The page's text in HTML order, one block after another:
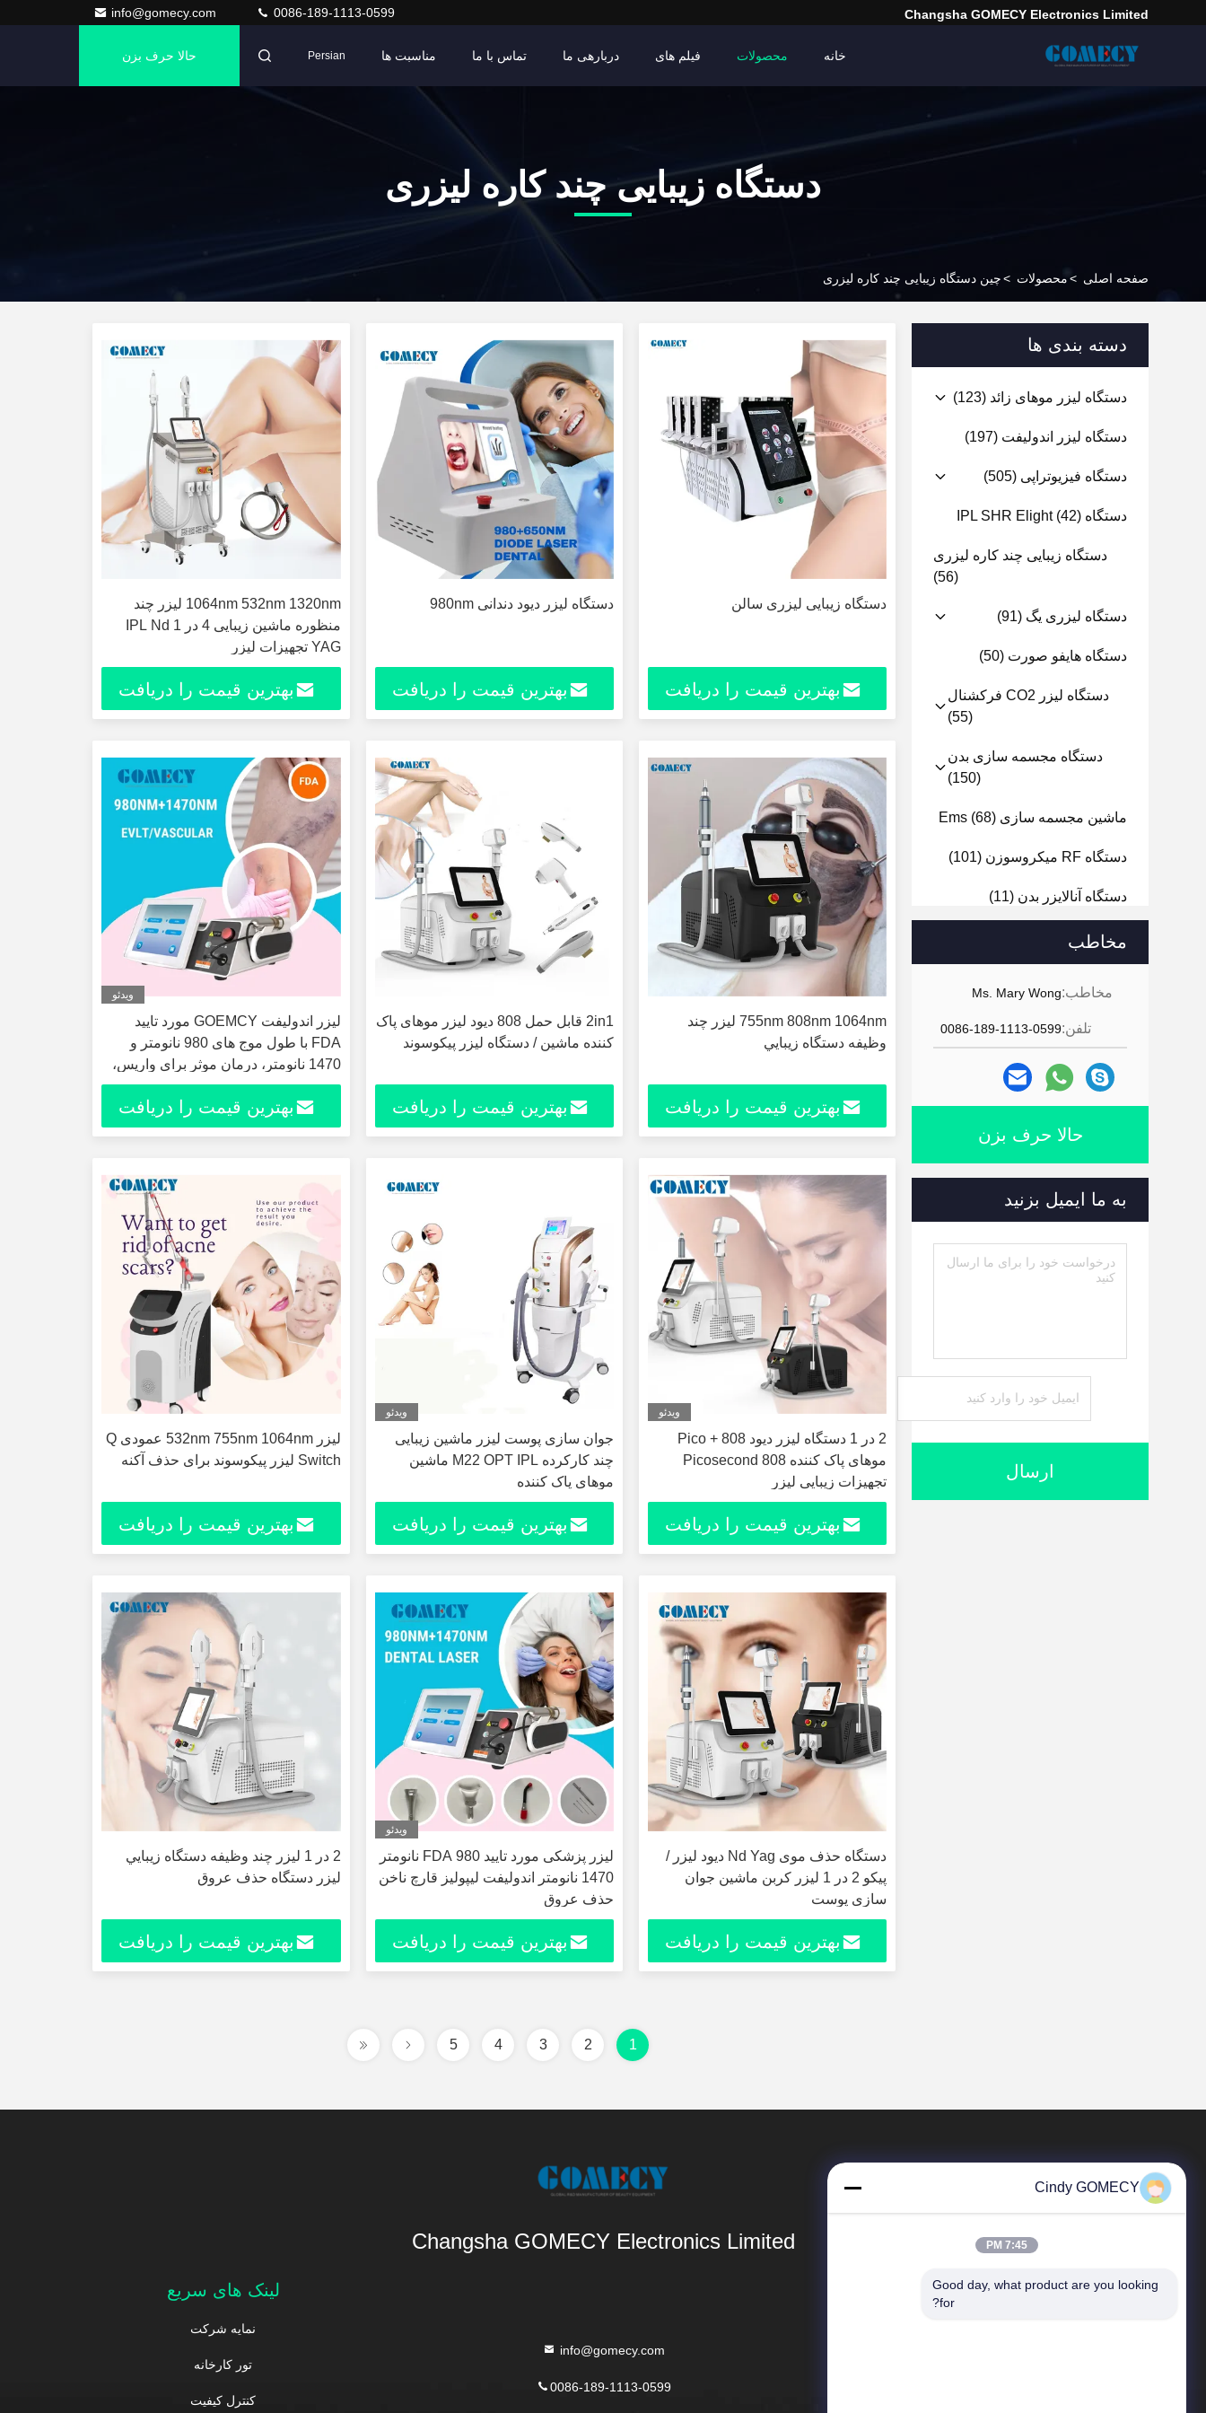
Changsha GOMECY Electronics Limited
info@gomecy.com 0086-189-1113-0599
خانه محصولات فیلم های دربارهی ما تماس با ما مناسبت ها Persian حالا حرف بزن
دستگاه زیبایی چند کاره لیزری
صفحه اصلی >محصولات >چین دستگاه زیبایی چند کاره لیزری
دسته بندی ها
دستگاه لیزر موهای زائد (123)
دستگاه لیزر اندولیفت (197)
دستگاه فیزیوتراپی (505)
دستگاه IPL SHR Elight (42)
دستگاه زیبایی چند کاره لیزری
(56)
دستگاه لیزری یگ (91)
دستگاه هایفو صورت (50)
دستگاه لیزر CO2 فرکشنال
(55)
دستگاه مجسمه سازی بدن
(150)
ماشین مجسمه سازی Ems (68)
دستگاه RF میکروسوزن (101)
دستگاه آنالایزر بدن (11)
دستگاه آنالایزر صورت
مخاطب
مخاطب:Ms. Mary Wong
تلفن:0086-189-1113-0599
حالا حرف بزن
به ما ایمیل بزنید
ارسال
دستگاه زیبایی ليزری سالن
بهترین قیمت را دریافت
دستگاه لیزر دیود دندانی 980nm
بهترین قیمت را دریافت
1064nm 532nm 1320nm لیزر چند
منظوره ماشین زیبایی 4 در 1 IPL Nd
YAG تجهیزات لیزر
بهترین قیمت را دریافت
755nm 808nm 1064nm ليزر چند
وظيفه دستگاه زيبايي
بهترین قیمت را دریافت
2in1 قابل حمل 808 دیود لیزر موهای پاک
کننده ماشین / دستگاه لیزر پیکوسوند
بهترین قیمت را دریافت
ویدئو
لیزر اندولیفت GOEMCY مورد تایید
FDA با طول موج های 980 نانومتر و
1470 نانومتر، درمان موثر برای واریس،
هموروئید، کاهش چربی و سفت کردن
پوست
بهترین قیمت را دریافت
ویدئو
2 در 1 دستگاه لیزر دیود Pico + 808
موهای پاک کننده Picosecond 808
تجهیزات زیبایی لیزر
بهترین قیمت را دریافت
ویدئو
جوان سازی پوست لیزر ماشین زیبایی
چند کارکرده M22 OPT IPL ماشین
موهای پاک کننده
بهترین قیمت را دریافت
لیزر 532nm 755nm 1064nm عمودی Q
Switch لیزر پیکوسوند برای حذف آکنه
بهترین قیمت را دریافت
دستگاه حذف موی Nd Yag دیود لیزر /
پیکو 2 در 1 لیزر کربن ماشین جوان
سازی پوست
بهترین قیمت را دریافت
ویدئو
لیزر پزشکی مورد تایید FDA 980 نانومتر
1470 نانومتر اندولیفت لیپولیز قارچ ناخن
حذف عروق
بهترین قیمت را دریافت
2 در 1 ليزر چند وظيفه دستگاه زيبايي
ليزر دستگاه حذف عروق
بهترین قیمت را دریافت
1
2
3
4
5
Changsha GOMECY Electronics Limited
محصولات
info@gomecy.com
0086-189-1113-0599
لینک های سریع
نمایه شرکت
تور کارخانه
کنترل کیفیت
Cindy GOMECY
7:45 PM
Good day, what product are you looking
for?